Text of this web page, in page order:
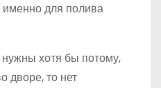
для полива
хотя бы потому,
дворе, то нет